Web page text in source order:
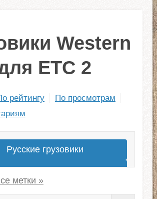
Western
ЕТС 2
рейтингу
По просмотрам
Русские грузовики
моды грузовиков